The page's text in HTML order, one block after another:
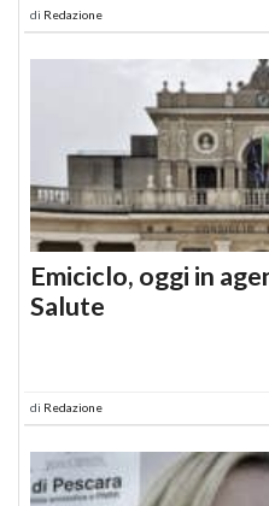
di Redazione
Emiciclo, oggi in
Salute
di Redazione